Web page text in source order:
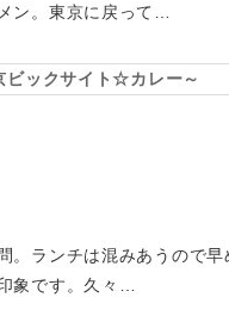
ン。東京に戻って…
ックサイト☆カレー～
。ランチは混みあうので
象です。久々…